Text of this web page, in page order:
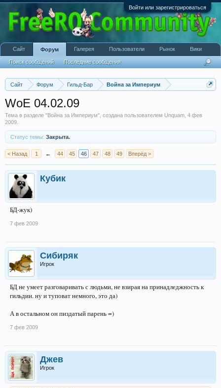
Войти или зарегистрироваться
Сайт Форум Гильд-Бар Война за Империум
WoE 04.02.09
Тема в разделе "Война за Империум", создана пользователем Unquam 4 фев
2009
Статус темы: Закрыта.
< Назад 1 ← 44 45 46 47 48 49 Вперёд >
Кубик
БД-жук)
7 фев 2009
Сибиряк
Игрок
БД не умеет разговаривать с людьми, не взирая на принадледжность к
гильдии. ну и туповат немного, это да)
А в остальном он пиздатый парень =)
7 фев 2009
Джев
Игрок
Сайт Форум
Поиск сообщений Последние сообщения
Галерея Пользователи Рынок Вики